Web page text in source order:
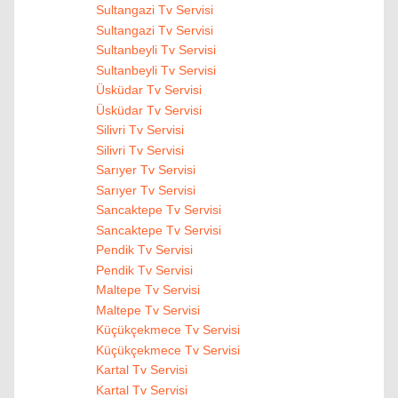
Sultangazi Tv Servisi
Sultangazi Tv Servisi
Sultanbeyli Tv Servisi
Sultanbeyli Tv Servisi
Üsküdar Tv Servisi
Üsküdar Tv Servisi
Silivri Tv Servisi
Silivri Tv Servisi
Sarıyer Tv Servisi
Sarıyer Tv Servisi
Sancaktepe Tv Servisi
Sancaktepe Tv Servisi
Pendik Tv Servisi
Pendik Tv Servisi
Maltepe Tv Servisi
Maltepe Tv Servisi
Küçükçekmece Tv Servisi
Küçükçekmece Tv Servisi
Kartal Tv Servisi
Kartal Tv Servisi